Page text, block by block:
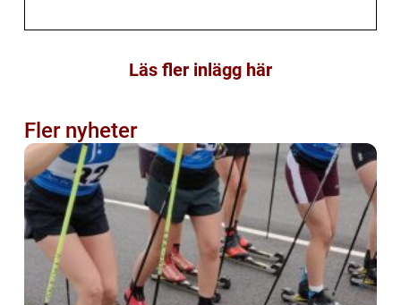
Läs fler inlägg här
Fler nyheter